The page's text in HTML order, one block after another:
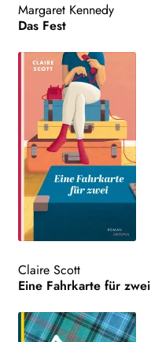
Margaret Kennedy
Das Fest
Claire Scott
Eine Fahrkarte für zwei